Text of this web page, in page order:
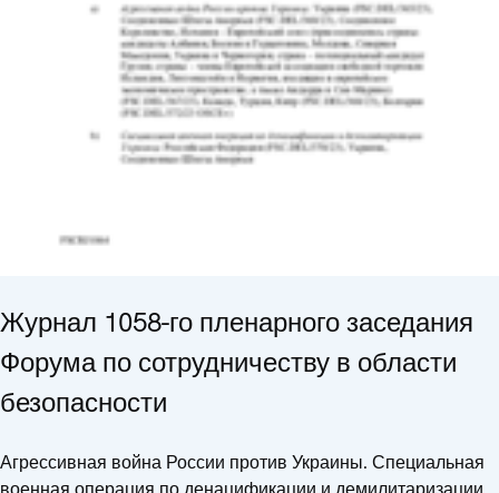
Журнал 1058-го пленарного заседания
Форума по сотрудничеству в области
безопасности
Агрессивная война России против Украины. Специальная